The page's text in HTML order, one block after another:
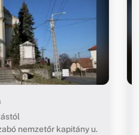
nemzetőr kapitány u.